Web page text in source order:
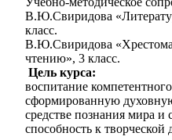
В.Ю.Свиридова
класс.
В.Ю.Свиридова
чтению», 3 класс.
Цель курса:
воспитание
сформированную
средстве познания мира и
способность к творческой